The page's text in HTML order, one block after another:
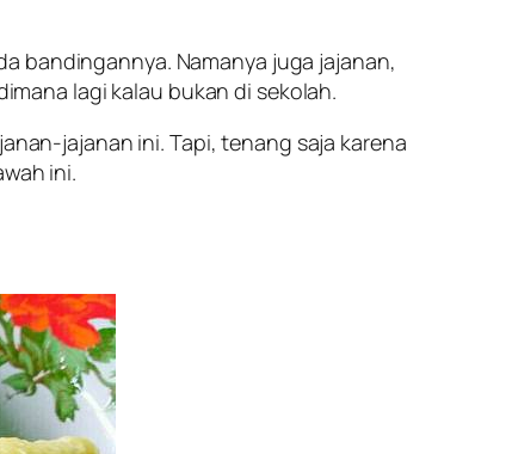
bandingannya. Namanya juga jajanan,
lagi kalau bukan di sekolah.
jajanan ini. Tapi, tenang saja karena
ini.